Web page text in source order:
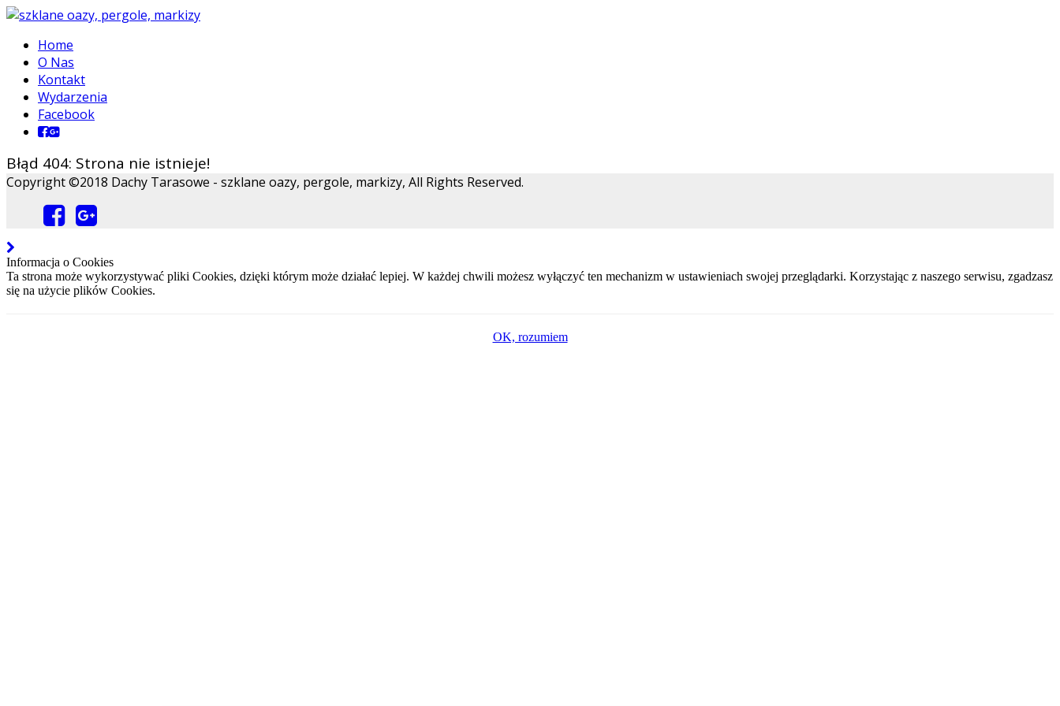
Home
O Nas
Kontakt
Wydarzenia
Facebook
Błąd 404: Strona nie istnieje!
Copyright ©2018 Dachy Tarasowe - szklane oazy, pergole, markizy, All Rights Reserved.
Informacja o Cookies
Ta strona może wykorzystywać pliki Cookies, dzięki którym może działać lepiej. W każdej chwili możesz wyłączyć ten mechanizm w ustawieniach swojej przeglądarki. Korzystając z naszego serwisu, zgadzasz
się na użycie plików Cookies.
OK, rozumiem